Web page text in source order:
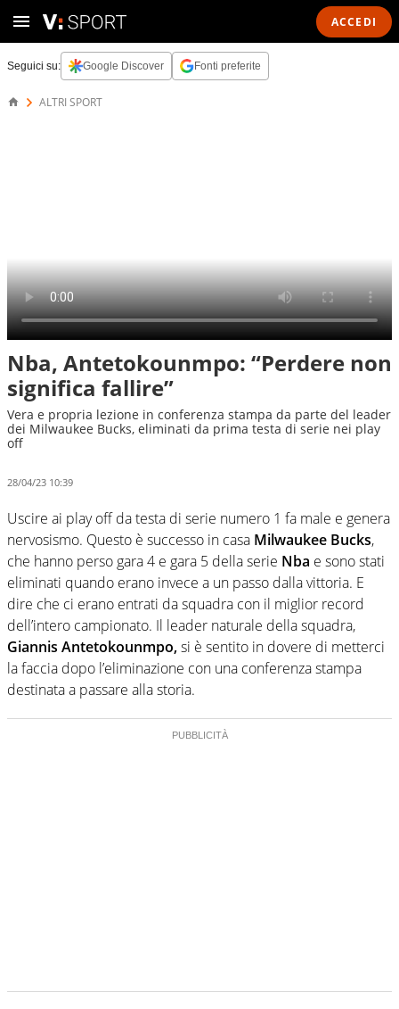
ACCEDI
Seguici su: Google Discover Fonti preferite
ALTRI SPORT
Nba, Antetokounmpo: “Perdere non
significa fallire”
Vera e propria lezione in conferenza stampa da parte del leader
dei Milwaukee Bucks, eliminati da prima testa di serie nei play
off
28/04/23 10:39
Uscire ai play off da testa di serie numero 1 fa male e genera
nervosismo. Questo è successo in casa Milwaukee Bucks,
che hanno perso gara 4 e gara 5 della serie Nba e sono stati
eliminati quando erano invece a un passo dalla vittoria. E
dire che ci erano entrati da squadra con il miglior record
dell’intero campionato. Il leader naturale della squadra,
Giannis Antetokounmpo,si è sentito in dovere di metterci
la faccia dopo l’eliminazione con una conferenza stampa
destinata a passare alla storia.